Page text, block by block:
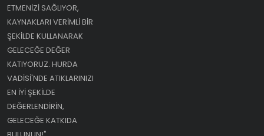
ETMENIZI SAĞLIYOR,
KAYNAKLARI VERIMLI BIR
ŞEKILDE KULLANARAK
GELECEĞE DEĞER
KATIYORUZ. HURDA
VADISI'NDE ATIKLARINIZI
EN IYI ŞEKILDE
DEĞERLENDIRIN,
GELECEĞE KATKIDA